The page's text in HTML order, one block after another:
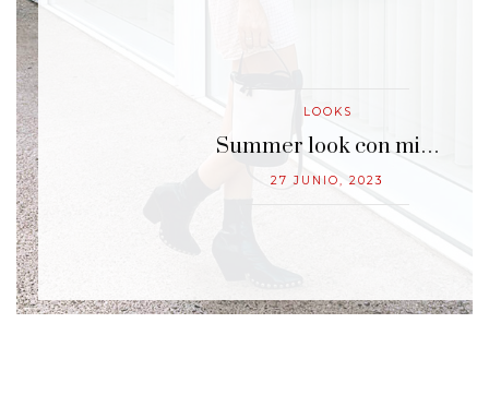
LOOKS
Summer look con mi…
27 JUNIO, 2023